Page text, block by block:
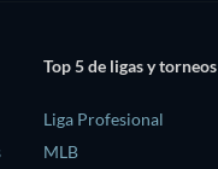
Top 5 de ligas y torneos
Liga Profesional
MLB